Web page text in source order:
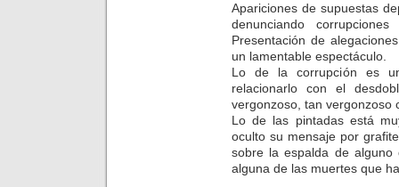
Apariciones de supuestas
denunciando
Presentación de
un lamentable espectáculo.
Lo de la corrupción es
relacionarlo con el
vergonzoso, tan vergonzoso
Lo de las pintadas está
oculto su mensaje por
sobre la espalda de
alguna de las muertes que